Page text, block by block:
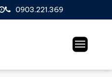
0903.221.369